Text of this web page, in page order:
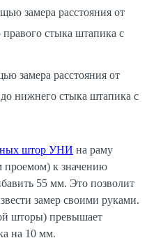
замера расстояния от
стыка штапика с
замера расстояния от
нижнего стыка штапика с
штор УНИ на раму
проемом) к значению
55 мм. Это позволит
замер своими руками.
шторы) превышает
на 10 мм.